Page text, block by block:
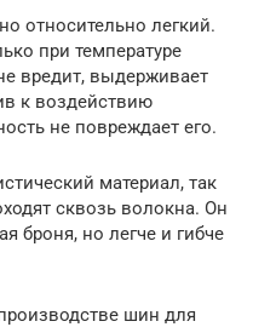
относительно легкий.
при температуре
вредит, выдерживает
к воздействию
не повреждает его.
материал, так
сквозь волокна. Он
броня, но легче и гибче
шин для